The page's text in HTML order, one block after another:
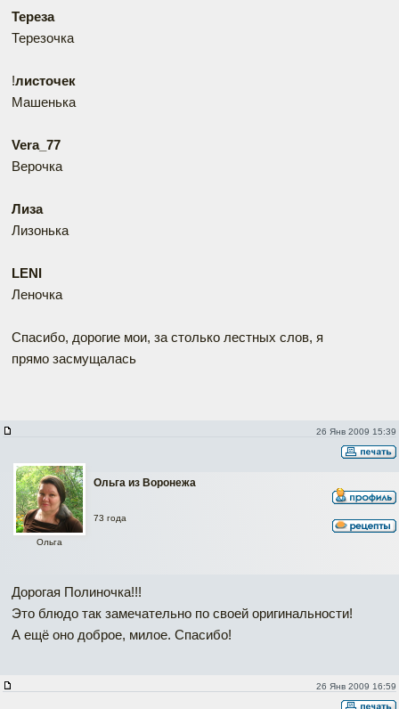
Тереза
Терезочка
!листочек
Машенька
Vera_77
Верочка
Лиза
Лизонька
LENI
Леночка
Спасибо, дорогие мои, за столько лестных слов, я
прямо засмущалась
26 Янв 2009 15:39
Ольга из Воронежа
Ольга
73 года
Дорогая Полиночка!!!
Это блюдо так замечательно по своей оригинальности!
А ещё оно доброе, милое. Спасибо!
26 Янв 2009 16:59